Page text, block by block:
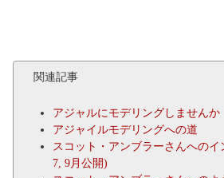
関連記事
アジャルにモデリングしませんか
アジャイルモデリングへの道
スコット・アンブラーさんへのイ
7, 9月公開)